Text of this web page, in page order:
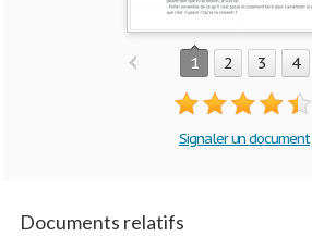
1 2 3 4
Signaler un document
Documents relatifs